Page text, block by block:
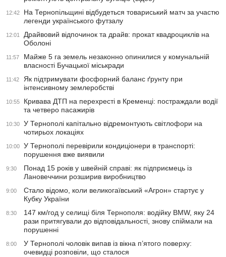
12:42
На Тернопільщині відбудеться товариський матч за участю
легенди українського футзалу
12:01
Драйвовий відпочинок та драйв: прокат квадроциклів на
Оболоні
11:57
Майже 5 га земель незаконно опинилися у комунальній
власності Бучацької міськради
11:42
Як підтримувати фосфорний баланс ґрунту при
інтенсивному землеробстві
10:55
Кривава ДТП на перехресті в Кременці: постраждали водії
та четверо пасажирів
10:30
У Тернополі капітально відремонтують світлофори на
чотирьох локаціях
10:00
У Тернополі перевірили кондиціонери в транспорті:
порушення вже виявили
9:30
Понад 15 років у швейній справі: як підприємець із
Лановеччини розширив виробництво
9:00
Стало відомо, коли великогаївський «Агрон» стартує у
Кубку України
8:30
147 км/год у селищі біля Тернополя: водійку BMW, яку 24
рази притягували до відповідальності, знову спіймали на
порушенні
8:00
У Тернополі чоловік випав із вікна п’ятого поверху:
очевидці розповіли, що сталося